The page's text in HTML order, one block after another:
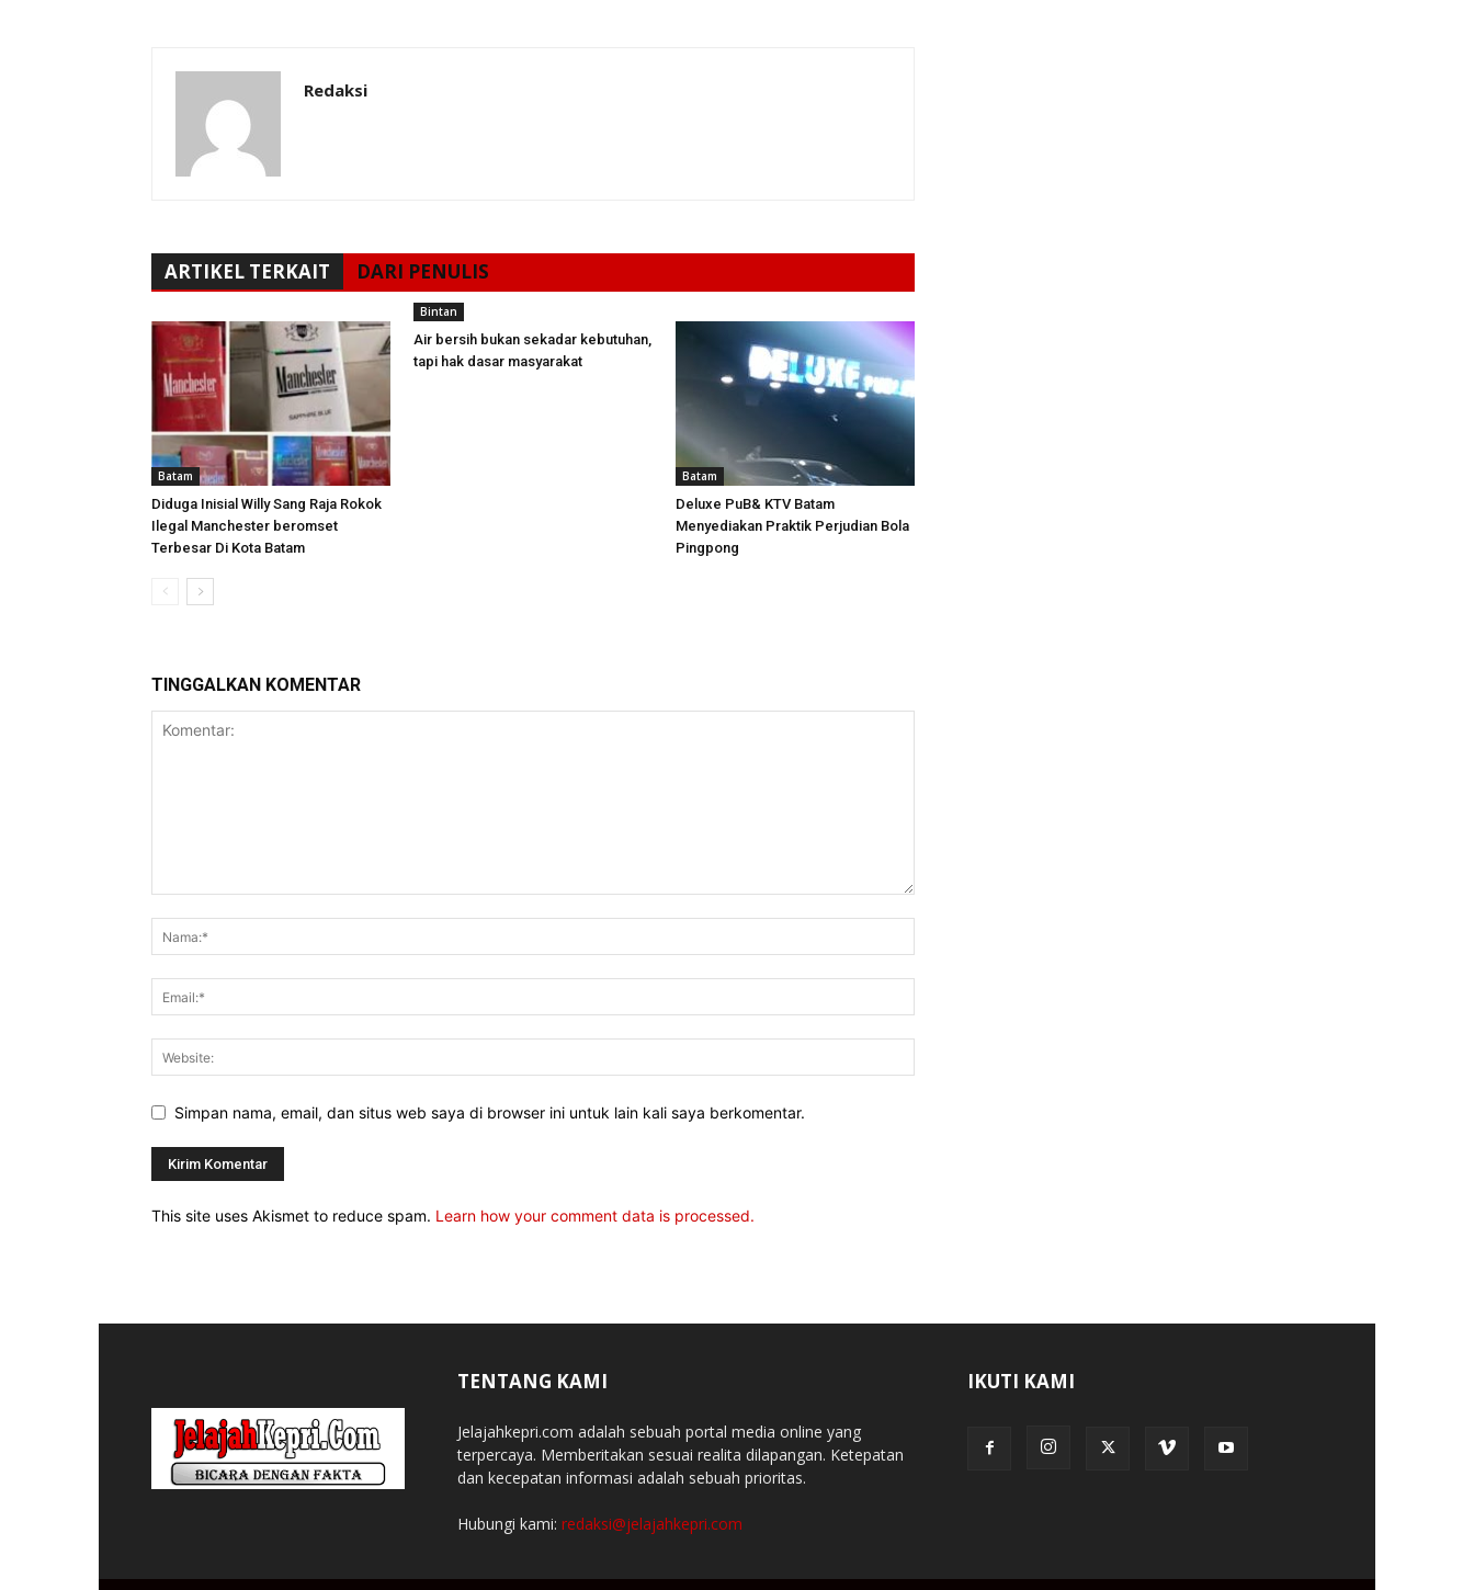
Redaksi
ARTIKEL TERKAIT DARI PENULIS
Batam
Diduga Inisial Willy Sang Raja Rokok
Ilegal Manchester beromset
Terbesar Di Kota Batam
Bintan
Air bersih bukan sekadar kebutuhan,
tapi hak dasar masyarakat
Batam
Deluxe PuB& KTV Batam
Menyediakan Praktik Perjudian Bola
Pingpong
TINGGALKAN KOMENTAR
Simpan nama, email, dan situs web saya di browser ini untuk lain kali saya berkomentar.
This site uses Akismet to reduce spam. Learn how your comment data is processed.
TENTANG KAMI
Jelajahkepri.com adalah sebuah portal media online yang
terpercaya. Memberitakan sesuai realita dilapangan. Ketepatan
dan kecepatan informasi adalah sebuah prioritas.
Hubungi kami: redaksi@jelajahkepri.com
IKUTI KAMI